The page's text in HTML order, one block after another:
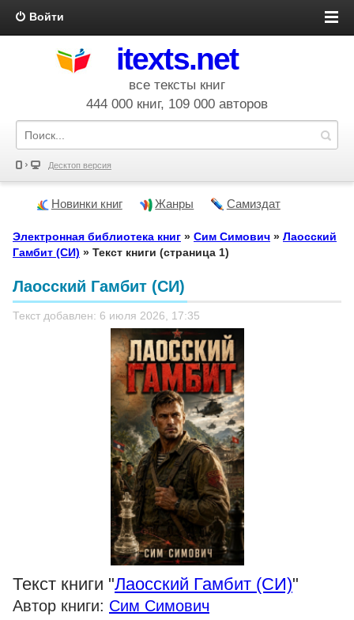
Войти
itexts.net
все тексты книг
444 000 книг, 109 000 авторов
Десктоп версия
Новинки книг Жанры Самиздат
Электронная библиотека книг » Сим Симович » Лаосский
Гамбит (СИ) » Текст книги (страница 1)
Лаосский Гамбит (СИ)
Текст добавлен: 6 июля 2026, 17:35
Текст книги "Лаосский Гамбит (СИ)"
Автор книги: Сим Симович